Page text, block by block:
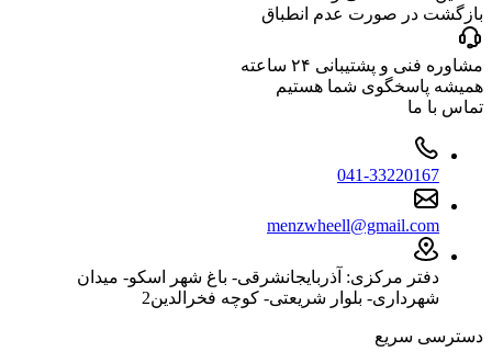
بازگشت در صورت عدم انطباق
مشاوره فنی و پشتیبانی ۲۴ ساعته
همیشه پاسخگوی شما هستیم
تماس با ما
041-33220167
menzwheell@gmail.com
دفتر مرکزی: آذربایجانشرقی- باغ شهر اسکو- میدان
شهرداری- بلوار شریعتی- کوچه فخرالدین2
دسترسی سریع